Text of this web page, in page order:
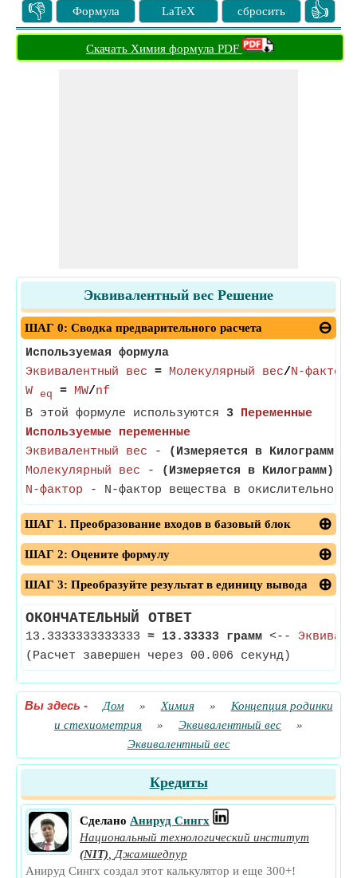
👎 Формула LaTeX сбросить 👍
Скачать Химия формула PDF
Эквивалентный вес Решение
ШАГ 0: Сводка предварительного расчета
Используемая формула
Эквивалентный вес = Молекулярный вес/N-фактор
W
eq = MW/nf
В этой формуле используются 3 Переменные
Используемые переменные
Эквивалентный вес - (Измеряется в Килограмм)
Молекулярный вес - (Измеряется в Килограмм)
N-фактор - N-фактор вещества в окислительно-
ШАГ 1. Преобразование входов в базовый блок
ШАГ 2: Оцените формулу
ШАГ 3: Преобразуйте результат в единицу вывода
ОКОНЧАТЕЛЬНЫЙ ОТВЕТ
13.3333333333333 ≈ 13.33333 грамм <--
(Расчет завершен через 00.006 секунд)
Вы здесь - Дом » Химия »
Концепция родинки
и стехиометрия
» Эквивалентный вес
»
Эквивалентный вес
Кредиты
Сделано Анируд Сингх
Национальный технологический институт
(NIT)
Джамшедпур
Анируд Сингх создал этот калькулятор и еще 300+!